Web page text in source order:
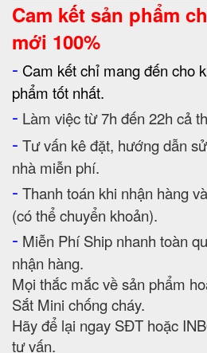
Cam kết sản phẩm
mới 100%
- Cam kết chỉ mang đến cho
phẩm tốt nhất.
- Làm việc từ 7h đến 22h cả
- Tư vấn kê đặt, hướng dẫn
nhà miễn phí.
- Thanh toán khi nhận hàng
(có thể chuyển khoản).
- Miễn Phí Ship nhanh toàn
nhận hàng.
Mọi thắc mắc về sản phẩm
Sắt Mini chống cháy.
Hãy để lại ngay SĐT hoặc
tư vấn.